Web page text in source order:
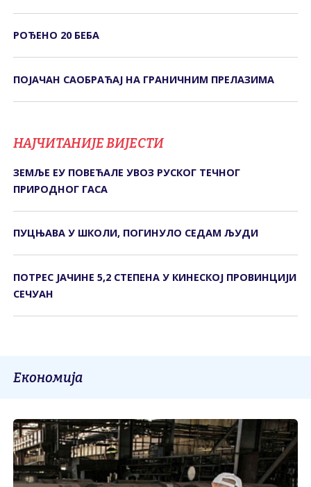
РОЂЕНО 20 БЕБА
ПОЈАЧАН САОБРАЋАЈ НА ГРАНИЧНИМ ПРЕЛАЗИМА
НАЈЧИТАНИЈЕ ВИЈЕСТИ
ЗЕМЉЕ ЕУ ПОВЕЋАЛЕ УВОЗ РУСКОГ ТЕЧНОГ
ПРИРОДНОГ ГАСА
ПУЦЊАВА У ШКОЛИ, ПОГИНУЛО СЕДАМ ЉУДИ
ПОТРЕС ЈАЧИНЕ 5,2 СТЕПЕНА У КИНЕСКОЈ ПРОВИНЦИЈИ
СЕЧУАН
Економија